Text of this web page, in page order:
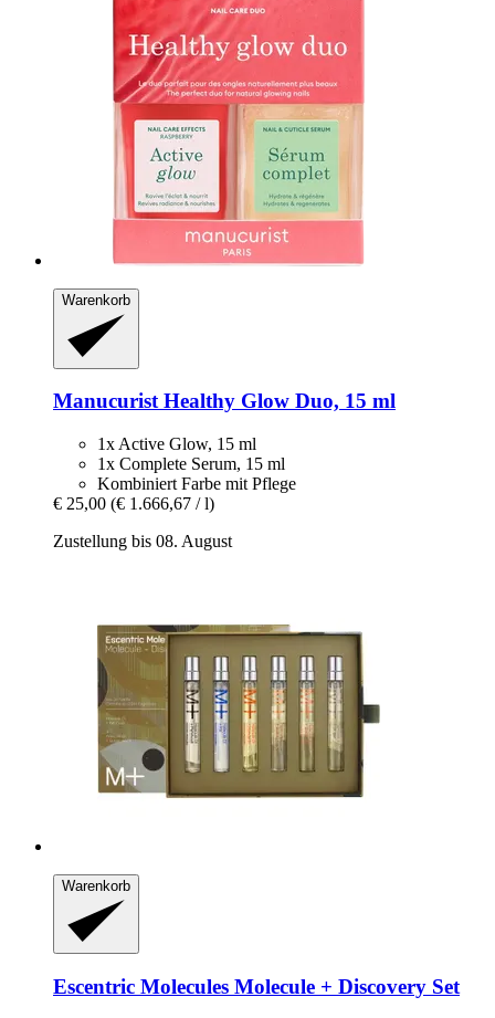
Warenkorb
ManucuristHealthy Glow Duo, 15 ml
1x Active Glow, 15 ml
1x Complete Serum, 15 ml
Kombiniert Farbe mit Pflege
€ 25,00 (€ 1.666,67 / l)
Zustellung bis 08. August
Warenkorb
Escentric Molecules Molecule + Discovery Set